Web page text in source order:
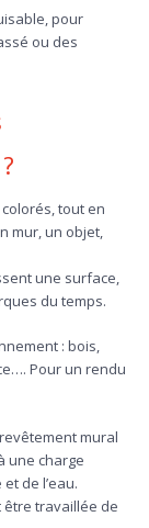
pour
ou des
tout en
mur, un objet,
une surface,
du temps.
: bois,
Pour un rendu
mural
une charge
de l’eau.
être travaillée de